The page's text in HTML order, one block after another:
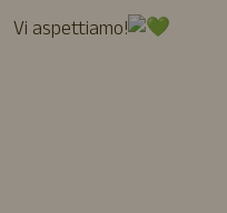
Vi aspettiamo!